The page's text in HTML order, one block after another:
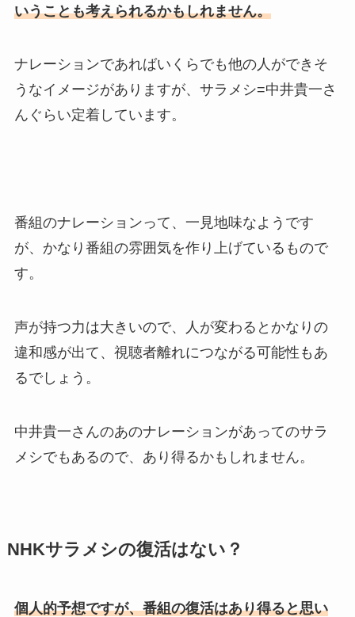
いうことも考えられるかもしれません。
ナレーションであればいくらでも他の人ができそ
うなイメージがありますが、サラメシ=中井貴一さ
んぐらい定着しています。
番組のナレーションって、一見地味なようです
が、かなり番組の雰囲気を作り上げているもので
す。
声が持つ力は大きいので、人が変わるとかなりの
違和感が出て、視聴者離れにつながる可能性もあ
るでしょう。
中井貴一さんのあのナレーションがあってのサラ
メシでもあるので、あり得るかもしれません。
NHKサラメシの復活はない？
個人的予想ですが、番組の復活はあり得ると思い